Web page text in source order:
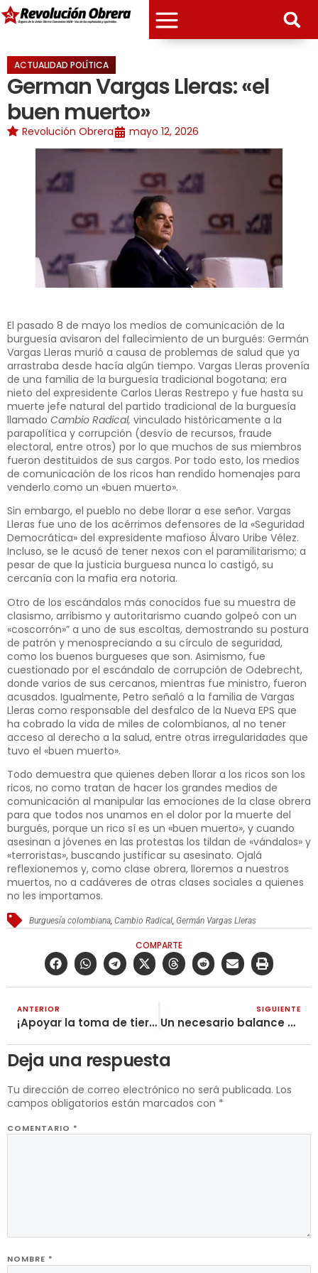
ACTUALIDAD POLÍTICA
German Vargas Lleras: «el
buen muerto»
Revolución Obrera mayo 12, 2026
El pasado 8 de mayo los medios de comunicación de la
burguesía avisaron del fallecimiento de un burgués: Germán
Vargas Lleras murió a causa de problemas de salud que ya
arrastraba desde hacía algún tiempo. Vargas Lleras provenía
de una familia de la burguesía tradicional bogotana; era
nieto del expresidente Carlos Lleras Restrepo y fue hasta su
muerte jefe natural del partido tradicional de la burguesía
llamado Cambio Radical, vinculado históricamente a la
parapolítica y corrupción (desvío de recursos, fraude
electoral, entre otros) por lo que muchos de sus miembros
fueron destituidos de sus cargos. Por todo esto, los medios
de comunicación de los ricos han rendido homenajes para
venderlo como un «buen muerto».
Sin embargo, el pueblo no debe llorar a ese señor. Vargas
Lleras fue uno de los acérrimos defensores de la «Seguridad
Democrática» del expresidente mafioso Álvaro Uribe Vélez.
Incluso, se le acusó de tener nexos con el paramilitarismo; a
pesar de que la justicia burguesa nunca lo castigó, su
cercanía con la mafia era notoria.
Otro de los escándalos más conocidos fue su muestra de
clasismo, arribismo y autoritarismo cuando golpeó con un
«coscorrón»” a uno de sus escoltas, demostrando su postura
de patrón y menospreciando a su círculo de seguridad,
como los buenos burgueses que son. Asimismo, fue
cuestionado por el escándalo de corrupción de Odebrecht,
donde varios de sus cercanos, mientras fue ministro, fueron
acusados. Igualmente, Petro señaló a la familia de Vargas
Lleras como responsable del desfalco de la Nueva EPS que
ha cobrado la vida de miles de colombianos, al no tener
acceso al derecho a la salud, entre otras irregularidades que
tuvo el «buen muerto».
Todo demuestra que quienes deben llorar a los ricos son los
ricos, no como tratan de hacer los grandes medios de
comunicación al manipular las emociones de la clase obrera
para que todos nos unamos en el dolor por la muerte del
burgués, porque un rico sí es un «buen muerto», y cuando
asesinan a jóvenes en las protestas los tildan de «vándalos» y
«terroristas», buscando justificar su asesinato. Ojalá
reflexionemos y, como clase obrera, lloremos a nuestros
muertos, no a cadáveres de otras clases sociales a quienes
no les importamos.
Burguesía colombiana,Cambio Radical,Germán Vargas Lleras
COMPARTE
ANTERIOR
¡Apoyar la toma de tierras a manos de los desposeídos del campo!
SIGUIENTE
Un necesario balance del Primero de Mayo 2026
Deja una respuesta
Tu dirección de correo electrónico no será publicada. Los
campos obligatorios están marcados con *
COMENTARIO *
NOMBRE *